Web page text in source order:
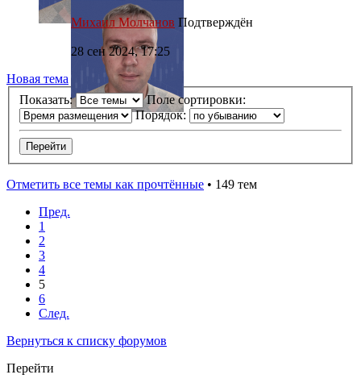
Михаил Молчанов Подтверждён
28 сен 2024, 17:25
Новая тема
Показать:
Поле сортировки:
Порядок:
Отметить все темы как прочтённые • 149 тем
Пред.
1
2
3
4
5
6
След.
Вернуться к списку форумов
Перейти